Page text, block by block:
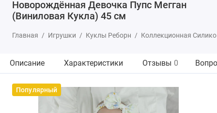
Новорождённая Девочка Пупс Мегган
(Виниловая Кукла) 45 см
Главная Игрушки Куклы Реборн Коллекционная
Описание Характеристики Отзывы 0
Популярный